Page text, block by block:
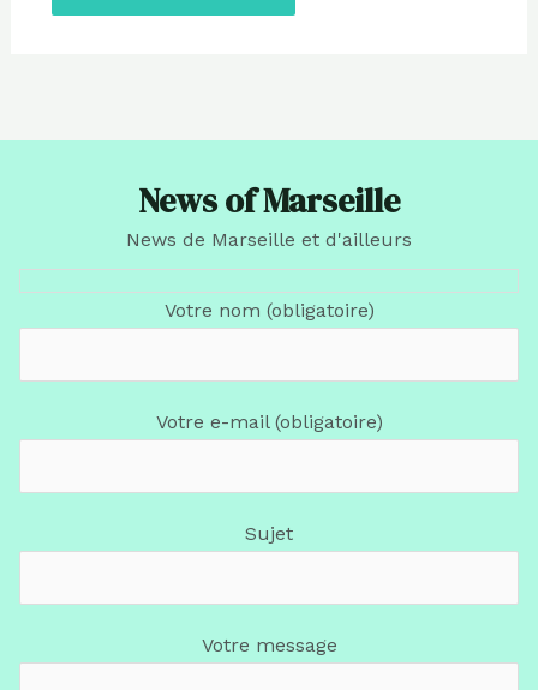
News of Marseille
News de Marseille et d'ailleurs
Votre nom (obligatoire)
Votre e-mail (obligatoire)
Sujet
Votre message